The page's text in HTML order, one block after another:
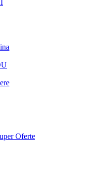
Oferte